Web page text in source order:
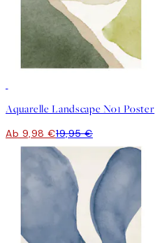
Aquarelle Landscape No1 Poster
Ab 9,98 €19,95 €